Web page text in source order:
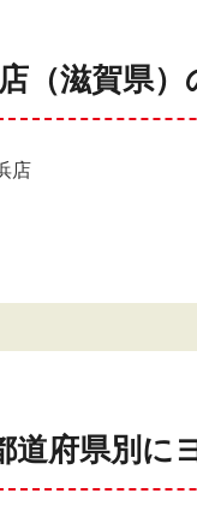
店（滋賀県
店
道府県別に